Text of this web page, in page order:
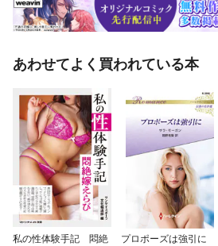
あわせてよく買われている本
私の性体験手記 悶絶
プロポーズは強引に